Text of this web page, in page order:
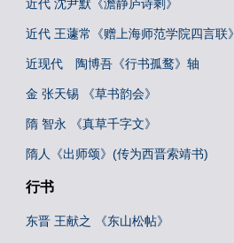
近代 沈尹默《澹静庐诗剩》
近代 王蘧常《赠上海师范学院四言联》
近现代 陶博吾《行书孤鹜》轴
金 张天锡 《草书韵会》
隋 智永 《真草千字文》
隋人《出师颂》(传为西晋索靖书)
行书
东晋 王献之 《东山松帖》